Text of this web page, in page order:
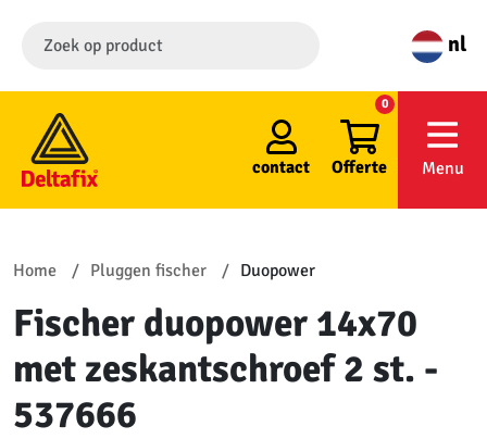
nl
contact Offerte
0
Menu
Home Pluggen fischer Duopower
Fischer duopower 14x70
met zeskantschroef 2 st. -
537666